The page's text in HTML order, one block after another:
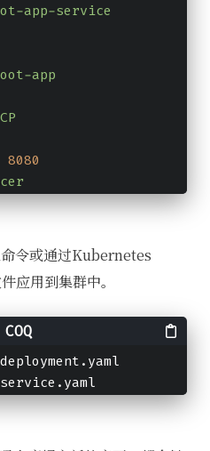
app-service
app
8080
令或通过Kubernetes
应用到集群中。